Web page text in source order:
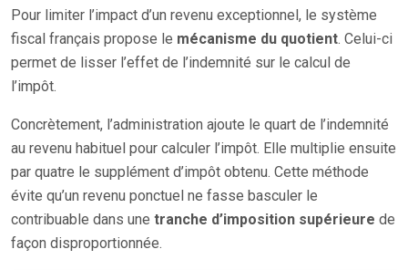
Pour limiter l’impact d’un revenu exceptionnel, le système
fiscal français propose le mécanisme du quotient. Celui-ci
permet de lisser l’effet de l’indemnité sur le calcul de
l’impôt.
Concrètement, l’administration ajoute le quart de l’indemnité
au revenu habituel pour calculer l’impôt. Elle multiplie ensuite
par quatre le supplément d’impôt obtenu. Cette méthode
évite qu’un revenu ponctuel ne fasse basculer le
contribuable dans une tranche d’imposition supérieure de
façon disproportionnée.